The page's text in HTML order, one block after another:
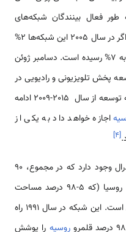
فعال بینندگان شبکه‌های
را به خود جذب می‌کند. اگر در سال 2005 این شبکه‌ها 2%
بیننده داشته‌اند در سال 2009 این مقدار به 7% رسیده است. دسامبر ژوئن
را امضا کرد. بنابر این قانون برنامه توسعه از سال 2015-2009 ادامه
اجازه خواهد داد به یکی از
[۴]
سه شبکه اصلی تلویزیونی فدرال وجود دارد که در مجموع، 90
را پوشش می‌دهند. روسیا (که 5-98 درصد مساحت
کشور را پوشش می‌دهد) شبکه‌ای دولتی است. این شبکه در سال 1991 راه
روسیه را پوشش